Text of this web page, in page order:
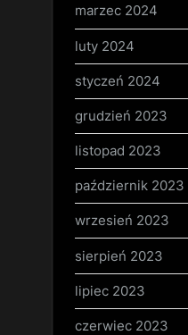
marzec 2024
luty 2024
styczeń 2024
grudzień 2023
listopad 2023
październik 2023
wrzesień 2023
sierpień 2023
lipiec 2023
czerwiec 2023